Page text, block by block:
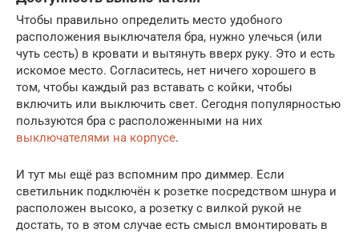
Чтобы правильно определить место удобного
расположения выключателя бра, нужно улечься (или
чуть сесть) в кровати и вытянуть вверх руку. Это и есть
искомое место. Согласитесь, нет ничего хорошего в
том, чтобы каждый раз вставать с койки, чтобы
включить или выключить свет. Сегодня популярностью
пользуются бра с расположенными на них
выключателями на корпусе.
И тут мы ещё раз вспомним про диммер. Если
светильник подключён к розетке посредством шнура и
расположен высоко, а розетку с вилкой рукой не
достать, то в этом случае есть смысл вмонтировать в